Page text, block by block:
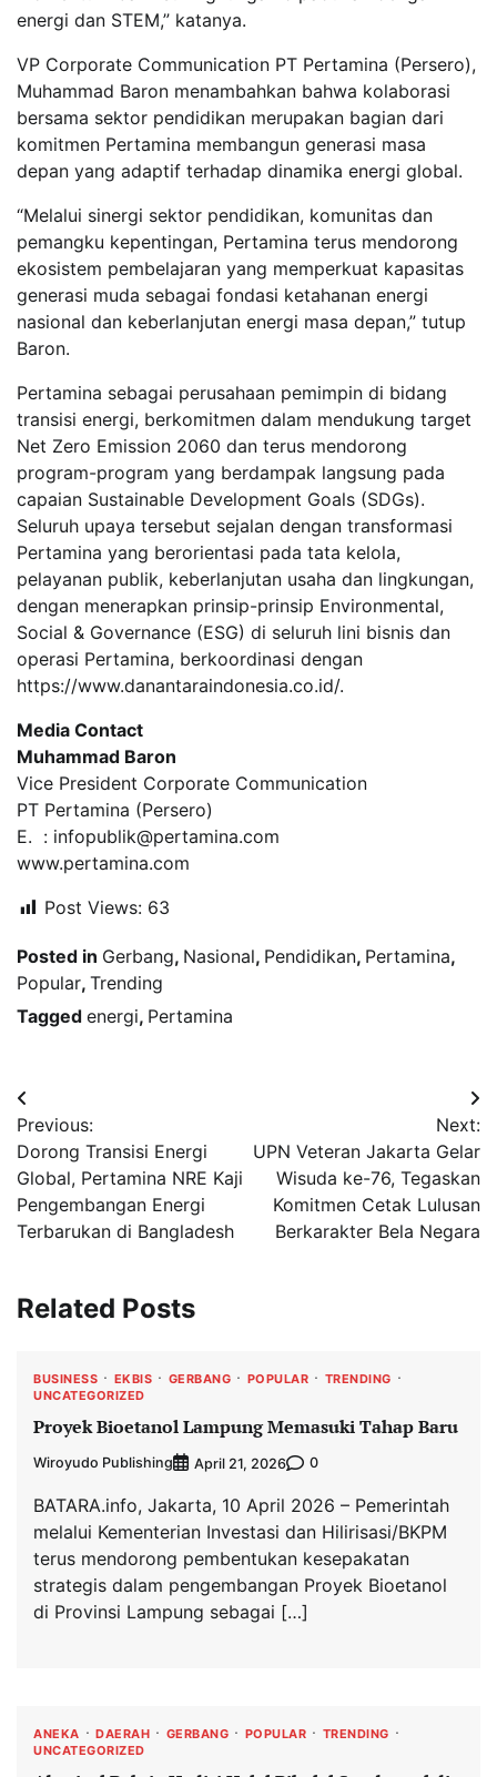
energi dan STEM,” katanya.
VP Corporate Communication PT Pertamina (Persero),
Muhammad Baron menambahkan bahwa kolaborasi
bersama sektor pendidikan merupakan bagian dari
komitmen Pertamina membangun generasi masa
depan yang adaptif terhadap dinamika energi global.
“Melalui sinergi sektor pendidikan, komunitas dan
pemangku kepentingan, Pertamina terus mendorong
ekosistem pembelajaran yang memperkuat kapasitas
generasi muda sebagai fondasi ketahanan energi
nasional dan keberlanjutan energi masa depan,” tutup
Baron.
Pertamina sebagai perusahaan pemimpin di bidang
transisi energi, berkomitmen dalam mendukung target
Net Zero Emission 2060 dan terus mendorong
program-program yang berdampak langsung pada
capaian Sustainable Development Goals (SDGs).
Seluruh upaya tersebut sejalan dengan transformasi
Pertamina yang berorientasi pada tata kelola,
pelayanan publik, keberlanjutan usaha dan lingkungan,
dengan menerapkan prinsip-prinsip Environmental,
Social & Governance (ESG) di seluruh lini bisnis dan
operasi Pertamina, berkoordinasi dengan
https://www.danantaraindonesia.co.id/.
Media Contact
Muhammad Baron
Vice President Corporate Communication
PT Pertamina (Persero)
E. : infopublik@pertamina.com
www.pertamina.com
Post Views: 63
Posted in Gerbang, Nasional, Pendidikan, Pertamina,
Popular, Trending
Tagged energi, Pertamina
Navigasi
pos
Previous:
Dorong Transisi Energi
Global, Pertamina NRE Kaji
Pengembangan Energi
Terbarukan di Bangladesh
Next:
UPN Veteran Jakarta Gelar
Wisuda ke-76, Tegaskan
Komitmen Cetak Lulusan
Berkarakter Bela Negara
Related Posts
BUSINESS EKBIS GERBANG POPULAR
TRENDING
UNCATEGORIZED
Proyek Bioetanol Lampung Memasuki Tahap Baru
Wiroyudo Publishing April 21, 2026 0
BATARA.info, Jakarta, 10 April 2026 – Pemerintah
melalui Kementerian Investasi dan Hilirisasi/BKPM
terus mendorong pembentukan kesepakatan
strategis dalam pengembangan Proyek Bioetanol
di Provinsi Lampung sebagai […]
ANEKA DAERAH GERBANG POPULAR
TRENDING
UNCATEGORIZED